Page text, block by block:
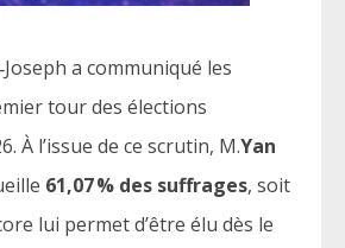
a communiqué les
tour des élections
À l’issue de ce scrutin, M.Yan
61,07 % des suffrages, soit
lui permet d’être élu dès le